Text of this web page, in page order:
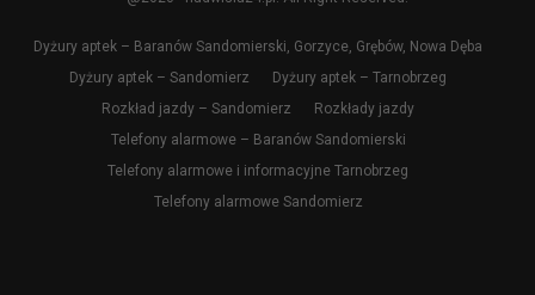
Dyżury aptek – Baranów Sandomierski, Gorzyce, Grębów, Nowa Dęba
Dyżury aptek – Sandomierz
Dyżury aptek – Tarnobrzeg
Rozkład jazdy – Sandomierz
Rozkłady jazdy
Telefony alarmowe – Baranów Sandomierski
Telefony alarmowe i informacyjne Tarnobrzeg
Telefony alarmowe Sandomierz